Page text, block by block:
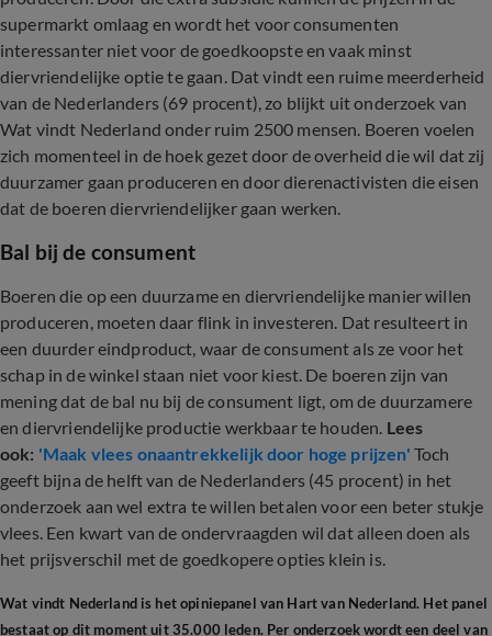
supermarkt omlaag en wordt het voor consumenten
interessanter niet voor de goedkoopste en vaak minst
diervriendelijke optie te gaan. Dat vindt een ruime meerderheid
van de Nederlanders (69 procent), zo blijkt uit onderzoek van
Wat vindt Nederland onder ruim 2500 mensen. Boeren voelen
zich momenteel in de hoek gezet door de overheid die wil dat zij
duurzamer gaan produceren en door dierenactivisten die eisen
dat de boeren diervriendelijker gaan werken.
Bal bij de consument
Boeren die op een duurzame en diervriendelijke manier willen
produceren, moeten daar flink in investeren. Dat resulteert in
een duurder eindproduct, waar de consument als ze voor het
schap in de winkel staan niet voor kiest. De boeren zijn van
mening dat de bal nu bij de consument ligt, om de duurzamere
en diervriendelijke productie werkbaar te houden. Lees
ook: 'Maak vlees onaantrekkelijk door hoge prijzen' Toch
geeft bijna de helft van de Nederlanders (45 procent) in het
onderzoek aan wel extra te willen betalen voor een beter stukje
vlees. Een kwart van de ondervraagden wil dat alleen doen als
het prijsverschil met de goedkopere opties klein is.
Wat vindt Nederland is het opiniepanel van Hart van Nederland. Het panel
bestaat op dit moment uit 35.000 leden. Per onderzoek wordt een deel van